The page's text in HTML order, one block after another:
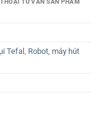
TƯ VẤN SẢN PHẨM
Tefal , Robot, máy hút